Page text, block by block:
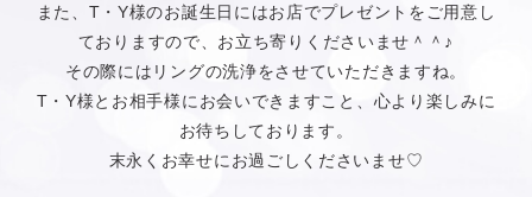
また、T・Y様のお誕生日にはお店でプレゼントをご用意し
ておりますので、お立ち寄りくださいませ＾＾♪
その際にはリングの洗浄をさせていただきますね。
T・Y様とお相手様にお会いできますこと、心より楽しみに
お待ちしております。
末永くお幸せにお過ごしくださいませ♡